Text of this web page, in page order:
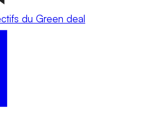
du Green deal